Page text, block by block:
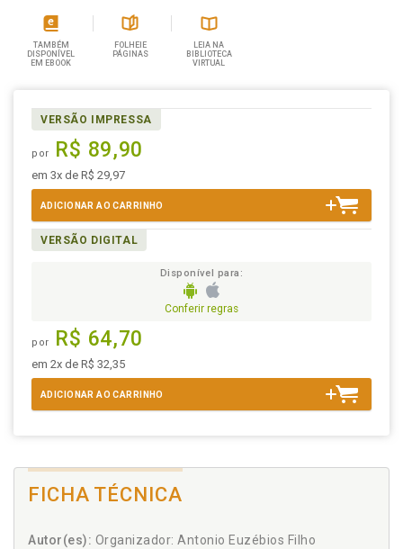
TAMBÉM
DISPONÍVEL
EM EBOOK
FOLHEIE
PÁGINAS
LEIA NA
BIBLIOTECA
VIRTUAL
VERSÃO IMPRESSA
por R$ 89,90
em 3x de R$ 29,97
ADICIONAR AO CARRINHO
VERSÃO DIGITAL
Disponível para:
Conferir regras
por R$ 64,70
em 2x de R$ 32,35
ADICIONAR AO CARRINHO
FICHA TÉCNICA
Autor(es): Organizador: Antonio Euzébios Filho